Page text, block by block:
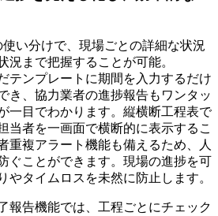
い分けで、現場ごとの詳細な状況
況まで把握することが可能。
テンプレートに期間を入力するだけ
き、協力業者の進捗報告もワンタッ
一目でわかります。縦横断工程表で
当者を一画面で横断的に表示するこ
重複アラート機能も備えるため、人
ぐことができます。現場の進捗を可
やタイムロスを未然に防止します。
報告機能では、工程ごとにチェック